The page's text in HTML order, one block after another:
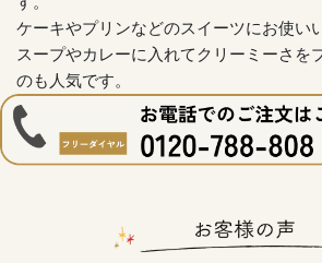
ケーキやプリンなどのスイーツにお使い
スープやカレーに入れてクリーミーさを
のも人気です。